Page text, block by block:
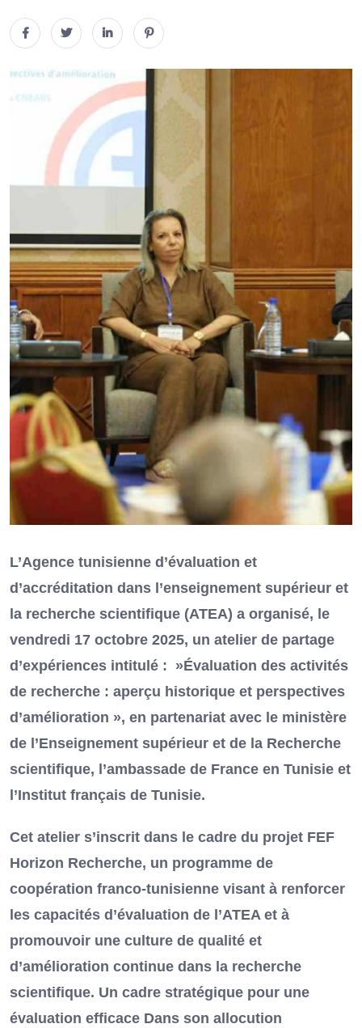
L’Agence tunisienne d’évaluation et
d’accréditation dans l’enseignement supérieur et
la recherche scientifique (ATEA) a organisé, le
vendredi 17 octobre 2025, un atelier de partage
d’expériences intitulé : »Évaluation des activités
de recherche : aperçu historique et perspectives
d’amélioration », en partenariat avec le ministère
de l’Enseignement supérieur et de la Recherche
scientifique, l’ambassade de France en Tunisie et
l’Institut français de Tunisie.
Cet atelier s’inscrit dans le cadre du projet FEF
Horizon Recherche, un programme de
coopération franco-tunisienne visant à renforcer
les capacités d’évaluation de l’ATEA et à
promouvoir une culture de qualité et
d’amélioration continue dans la recherche
scientifique. Un cadre stratégique pour une
évaluation efficace Dans son allocution